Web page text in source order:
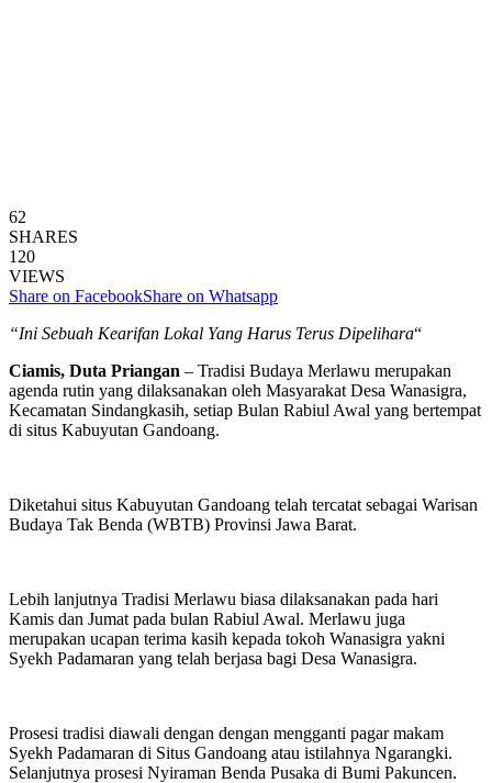
62
SHARES
120
VIEWS
Share on FacebookShare on Whatsapp
“Ini Sebuah Kearifan Lokal Yang Harus Terus Dipelihara“
Ciamis, Duta Priangan – Tradisi Budaya Merlawu merupakan
agenda rutin yang dilaksanakan oleh Masyarakat Desa Wanasigra,
Kecamatan Sindangkasih, setiap Bulan Rabiul Awal yang bertempat
di situs Kabuyutan Gandoang.
Diketahui situs Kabuyutan Gandoang telah tercatat sebagai Warisan
Budaya Tak Benda (WBTB) Provinsi Jawa Barat.
Lebih lanjutnya Tradisi Merlawu biasa dilaksanakan pada hari
Kamis dan Jumat pada bulan Rabiul Awal. Merlawu juga
merupakan ucapan terima kasih kepada tokoh Wanasigra yakni
Syekh Padamaran yang telah berjasa bagi Desa Wanasigra.
Prosesi tradisi diawali dengan dengan mengganti pagar makam
Syekh Padamaran di Situs Gandoang atau istilahnya Ngarangki.
Selanjutnya prosesi Nyiraman Benda Pusaka di Bumi Pakuncen.